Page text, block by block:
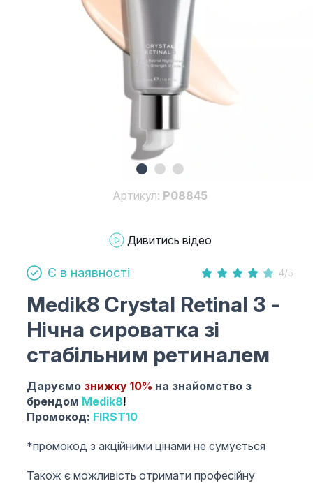
Артикул: P08845
Дивитись відео
Є в наявності 4/5
Medik8 Crystal Retinal 3-
Нічна сироватка зі
стабільним ретиналем
Даруємо знижку 10% на знайомство з
брендом Medik8!
Промокод: FIRST10
*промокод з акційними цінами не сумується
Також є можливість отримати професійну